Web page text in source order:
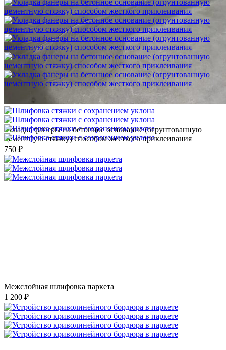
Укладка фанеры на бетонное основание (огрунтованную
цементную стяжку) способом жесткого приклеивания
750 ₽
Межслойная шлифовка паркета
1 200 ₽